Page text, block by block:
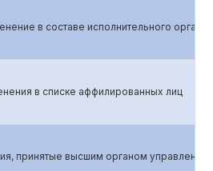
в составе исполнительного органа
в списке аффилированных лиц
принятые высшим органом управления